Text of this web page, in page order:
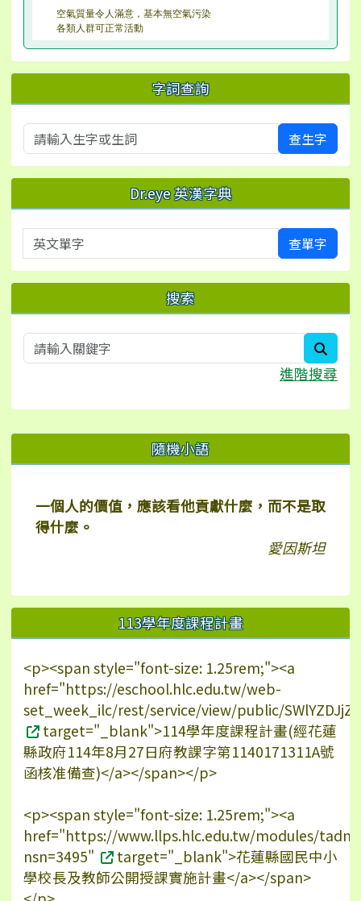
空氣質量令人滿意，基本無空氣污染
各類人群可正常活動
字詞查詢
查生字
Dr.eye 英漢字典
英文單字 查單字
搜索
進階搜尋
右邊區域內容 隨機小語
一個人的價值，應該看他貢獻什麼，而不是取
得什麼。
愛因斯坦
113學年度課程計畫
<p><span style="font-size: 1.25rem;"><a
href="https://eschool.hlc.edu.tw/web-
set_week_ilc/rest/service/view/public/
target="_blank">114學年度課程計畫(經花蓮
縣政府114年8月27日府教課字第1140171311A號
函核准備查)</a></span></p>
<p><span style="font-size: 1.25rem;"><a
href="https://www.llps.hlc.edu.tw/modules/
nsn=3495"
target="_blank">花蓮縣國民中小
學校長及教師公開授課實施計畫</a></span>